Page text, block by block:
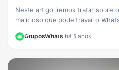
Neste artigo iremos tratar sobre
malicioso que pode travar o
GruposWhats·há 5 anos